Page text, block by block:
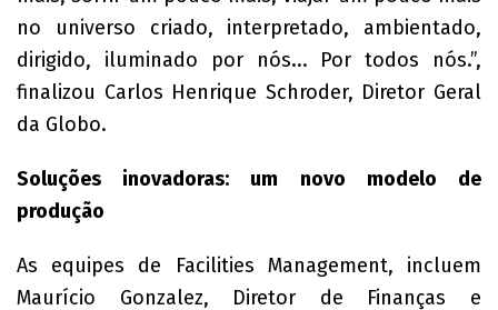
no universo criado, interpretado, ambientado,
dirigido, iluminado por nós... Por todos nós.”,
finalizou Carlos Henrique Schroder, Diretor Geral
da Globo.
Soluções inovadoras: um novo modelo de
produção
As equipes de Facilities Management, incluem
Maurício Gonzalez, Diretor de Finanças e